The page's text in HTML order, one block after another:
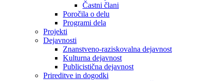
Častni člani
Poročila o delu
Programi dela
Projekti
Dejavnosti
Znanstveno-raziskovalna dejavnost
Kulturna dejavnost
Publicistična dejavnost
Prireditve in dogodki